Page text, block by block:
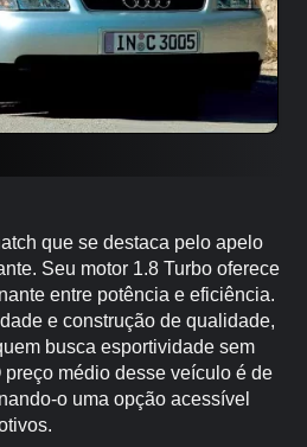
que se destaca pelo apelo
Seu motor 1.8 Turbo oferece
entre potência e eficiência.
e construção de qualidade,
busca esportividade sem
preço médio desse veículo é de
o uma opção acessível